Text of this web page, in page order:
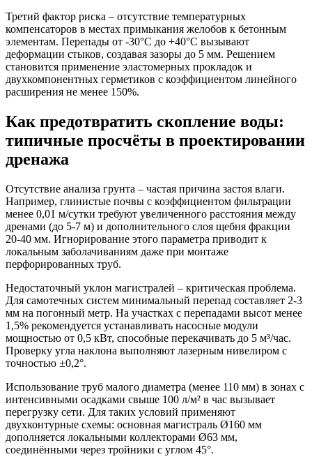
Третий фактор риска – отсутствие температурных
компенсаторов в местах примыкания желобов к бетонным
элементам. Перепады от -30°C до +40°C вызывают
деформации стыков, создавая зазоры до 5 мм. Решением
становится применение эластомерных прокладок и
двухкомпонентных герметиков с коэффициентом линейного
расширения не менее 150%.
Как предотвратить скопление воды:
типичные просчёты в проектировании
дренажа
Отсутствие анализа грунта – частая причина застоя влаги.
Например, глинистые почвы с коэффициентом фильтрации
менее 0,01 м/сутки требуют увеличенного расстояния между
дренами (до 5-7 м) и дополнительного слоя щебня фракции
20-40 мм. Игнорирование этого параметра приводит к
локальным заболачиваниям даже при монтаже
перфорированных труб.
Недостаточный уклон магистралей – критическая проблема.
Для самотечных систем минимальный перепад составляет 2-3
мм на погонный метр. На участках с перепадами высот менее
1,5% рекомендуется устанавливать насосные модули
мощностью от 0,5 кВт, способные перекачивать до 5 м³/час.
Проверку угла наклона выполняют лазерным нивелиром с
точностью ±0,2°.
Использование труб малого диаметра (менее 110 мм) в зонах с
интенсивными осадками свыше 100 л/м² в час вызывает
перегрузку сети. Для таких условий применяют
двухконтурные схемы: основная магистраль Ø160 мм
дополняется локальными коллекторами Ø63 мм,
соединёнными через тройники с углом 45°.